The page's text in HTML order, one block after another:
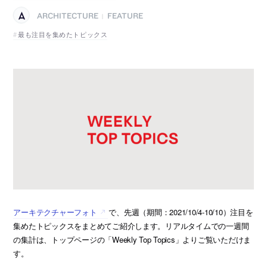
ARCHITECTURE
FEATURE
最も注目を集めたトピックス
アーキテクチャーフォト
で、先週（期間：2021/10/4-10/10）注目を
集めたトピックスをまとめてご紹介します。リアルタイムでの一週間
の集計は、トップページの「Weekly Top Topics」よりご覧いただけま
す。